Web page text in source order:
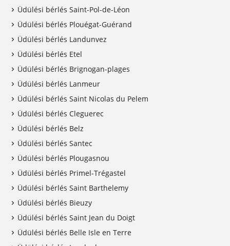
Üdülési bérlés Saint-Pol-de-Léon
Üdülési bérlés Plouégat-Guérand
Üdülési bérlés Landunvez
Üdülési bérlés Etel
Üdülési bérlés Brignogan-plages
Üdülési bérlés Lanmeur
Üdülési bérlés Saint Nicolas du Pelem
Üdülési bérlés Cleguerec
Üdülési bérlés Belz
Üdülési bérlés Santec
Üdülési bérlés Plougasnou
Üdülési bérlés Primel-Trégastel
Üdülési bérlés Saint Barthelemy
Üdülési bérlés Bieuzy
Üdülési bérlés Saint Jean du Doigt
Üdülési bérlés Belle Isle en Terre